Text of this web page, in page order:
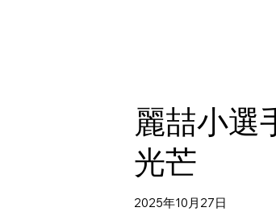
麗喆小
光芒
2025年10月27日